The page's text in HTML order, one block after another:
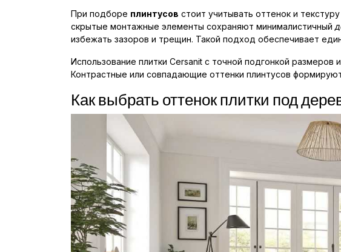
При подборе плинтусов стоит учитывать оттенок и
скрытые монтажные элементы сохраняют минималистичный
избежать зазоров и трещин. Такой подход обеспечивает
Использование плитки Cersanit с точной подгонкой
Контрастные или совпадающие оттенки плинтусов
Как выбрать оттенок плитки под